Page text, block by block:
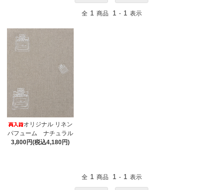
全 1 商品 1 - 1 表示
オリジナル リネン
パフューム ナチュラル
3,800円(税込4,180円)
全 1 商品 1 - 1 表示